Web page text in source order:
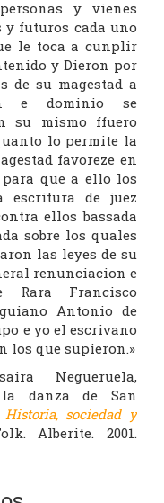
y vienes
y futuros cada uno
le toca a cunplir
y Dieron por
de su magestad a
e dominio se
su mismo ffuero
lo permite la
favoreze en
para que a ello los
escritura de juez
ellos bassada
sobre los quales
las leyes de su
renunciacion e
Rara Francisco
Antonio de
e yo el escrivano
los que supieron.»
Negueruela,
la danza de San
sociedad y
Alberite. 2001.